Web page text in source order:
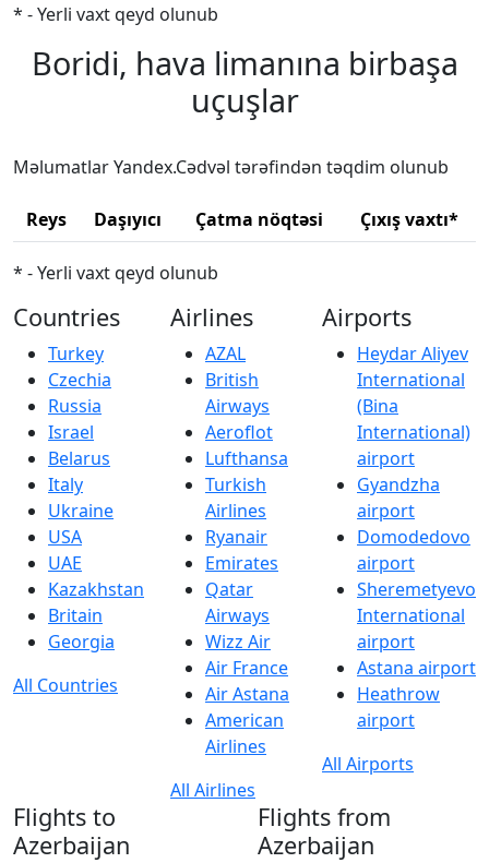
* - Yerli vaxt qeyd olunub
Boridi, hava limanına birbaşa
uçuşlar
Məlumatlar Yandex.Cədvəl tərəfindən təqdim olunub
Reys Daşıyıcı Çatma nöqtəsi Çıxış vaxtı*
* - Yerli vaxt qeyd olunub
Countries
Turkey
Czechia
Russia
Israel
Belarus
Italy
Ukraine
USA
UAE
Kazakhstan
Britain
Georgia
All Countries
Airlines
AZAL
British
Airways
Aeroflot
Lufthansa
Turkish
Airlines
Ryanair
Emirates
Qatar
Airways
Wizz Air
Air France
Air Astana
American
Airlines
All Airlines
Airports
Heydar Aliyev
International
(Bina
International)
airport
Gyandzha
airport
Domodedovo
airport
Sheremetyevo
International
airport
Astana airport
Heathrow
airport
All Airports
Flights to
Azerbaijan
Flights from
Azerbaijan